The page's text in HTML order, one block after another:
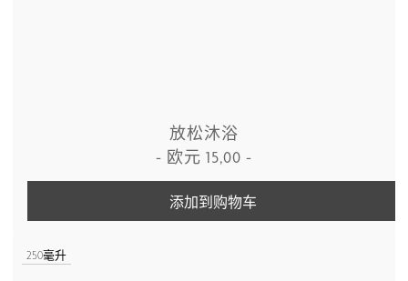
放松沐浴
- 欧元 15,00 -
添加到购物车
250毫升